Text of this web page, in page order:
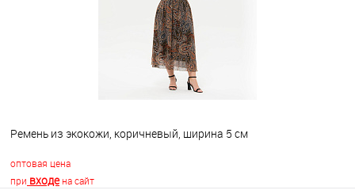
Ремень из экокожи, коричневый, ширина 5 см
оптовая цена
при входена сайт